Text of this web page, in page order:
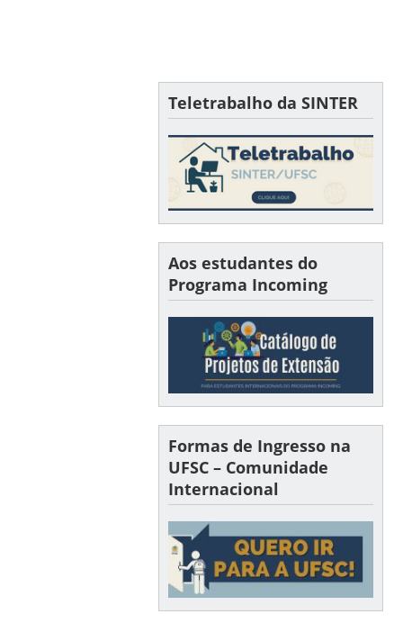
Teletrabalho da SINTER
Aos estudantes do
Programa Incoming
Formas de Ingresso na
UFSC – Comunidade
Internacional